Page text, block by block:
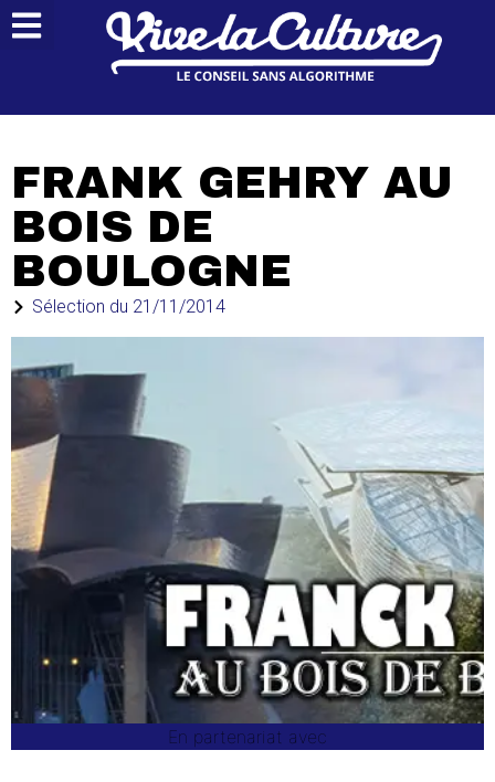
FRANK GEHRY AU
BOIS DE
BOULOGNE
Sélection du 21/11/2014
En partenariat avec